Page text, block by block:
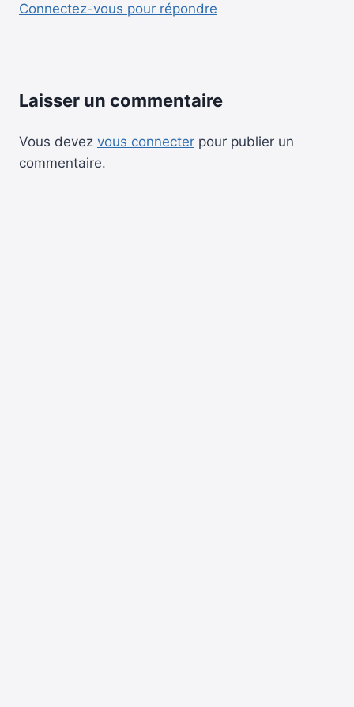
Connectez-vous pour répondre
Laisser un commentaire
Vous devez vous connecter pour publier un
commentaire.